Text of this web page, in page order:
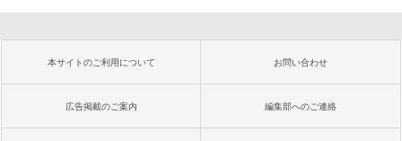
本サイトのご利用について お問い合わせ
広告掲載のご案内 編集部へのご連絡